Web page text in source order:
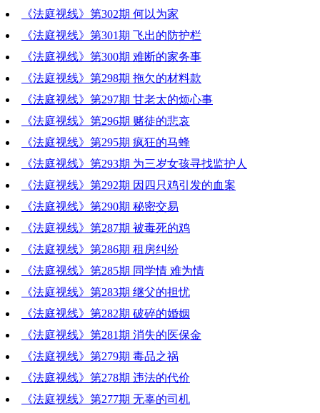
《法庭视线》第302期 何以为家
《法庭视线》第301期 飞出的防护栏
《法庭视线》第300期 难断的家务事
《法庭视线》第298期 拖欠的材料款
《法庭视线》第297期 甘老太的烦心事
《法庭视线》第296期 赌徒的悲哀
《法庭视线》第295期 疯狂的马蜂
《法庭视线》第293期 为三岁女孩寻找监护人
《法庭视线》第292期 因四只鸡引发的血案
《法庭视线》第290期 秘密交易
《法庭视线》第287期 被毒死的鸡
《法庭视线》第286期 租房纠纷
《法庭视线》第285期 同学情 难为情
《法庭视线》第283期 继父的担忧
《法庭视线》第282期 破碎的婚姻
《法庭视线》第281期 消失的医保金
《法庭视线》第279期 毒品之祸
《法庭视线》第278期 违法的代价
《法庭视线》第277期 无辜的司机